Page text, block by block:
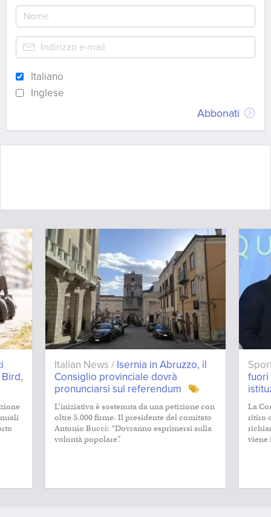
Italiano
Inglese
Abbonati
Italian News / Isernia in Abruzzo, il
Consiglio provinciale dovrà
pronunciarsi sul referendum
L’iniziativa è sostenuta da una petizione con
oltre 5.000 firme. Il presidente del comitato
Antonio Bucci: “Dovranno esprimersi sulla
volontà popolare”.
fuori
La
ritiro
viene